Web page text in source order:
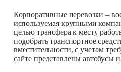
Корпоративные перевозки –
используемая крупными
целью трансфера к месту
подобрать транспортное
вместительности, с учетом
сайте представлены автобусы